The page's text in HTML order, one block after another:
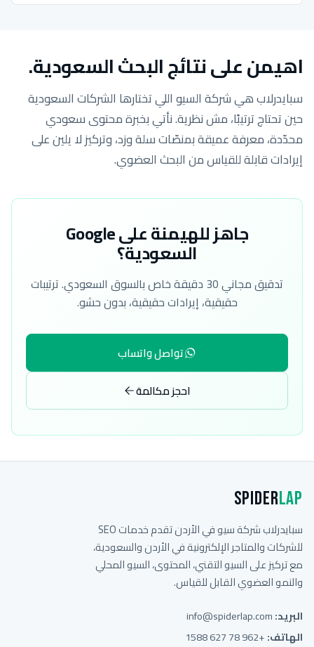
اهيمن على نتائج البحث السعودية.
سبايدرلاب هي شركة السيو اللي تختارها الشركات السعودية
حين تحتاج ترتيبًا، مش نظرية. نأتي بخبرة محتوى سعودي
محدّدة، معرفة عميقة بمنصّات سلة وزد، وتركيز لا يلين على
إيرادات قابلة للقياس من البحث العضوي.
جاهز للهيمنة على Google
السعودية؟
تدقيق مجاني 30 دقيقة خاص بالسوق السعودي. ترتيبات
حقيقية، إيرادات حقيقية، بدون حشو.
تواصل واتساب
احجز مكالمة
SpiderLap
سبايدرلاب شركة سيو في الأردن تقدم خدمات SEO
للشركات والمتاجر الإلكترونية في الأردن والسعودية،
مع تركيز على السيو التقني، المحتوى، السيو المحلي
والنمو العضوي القابل للقياس.
البريد:info@spiderlap.com
الهاتف:+962 78 627 1588